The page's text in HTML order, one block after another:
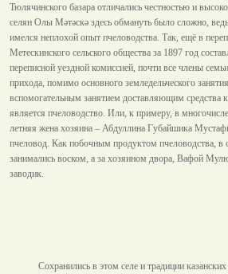
Тюлячинского базара отличались честностью и
селян Олы Мәтәскә здесь обмануть было сложно,
имелся неплохой опыт пчеловодства. Так, ещё в
Метескинского сельского общества за 1897 год
переписной уездной комиссией, почти все члены
прихода, помимо основного земледельческого
вспомогательным занятием доставляющим средства
является пчеловодство. Или, к примеру, в
летняя жена хозяина – Абдуллина Губайшика
пчеловод. Как побочным продуктом пчеловодства,
занимались воском, а за хозяином двора, Вафой
заводик.
Cохранились в этом селе и традиции